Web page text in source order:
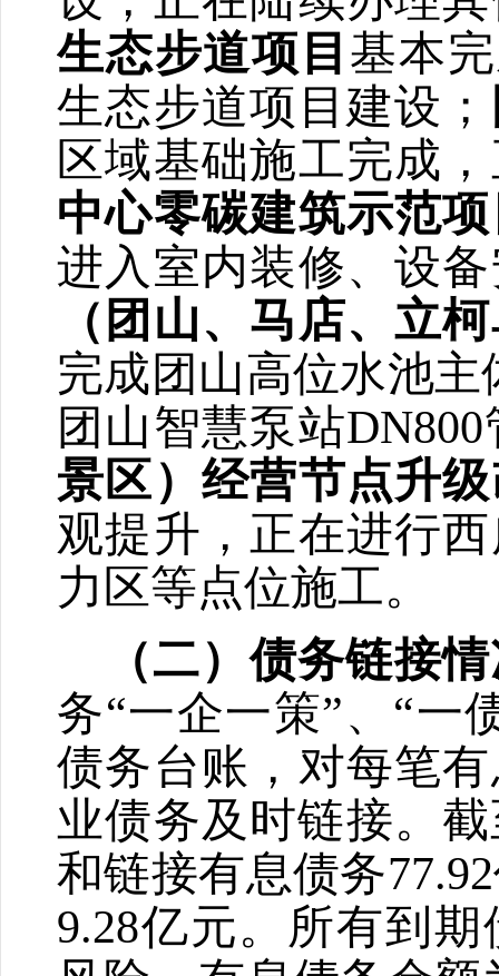
生态步道项目 基本
生态步道项目建设；
区域基础施工完成
中心零碳建筑示范
进入室内装修、设
（团山、马店、立
完成团山高位水池
团山智慧泵站DN800
景区）经营节点升
观提升，正在进行
力区等点位施工。
（二）债务链接
务“一企一策”、 “一
债务台账，对每笔
业债务及时链接。
和链接有息债务77.92
9.28亿元。所有到